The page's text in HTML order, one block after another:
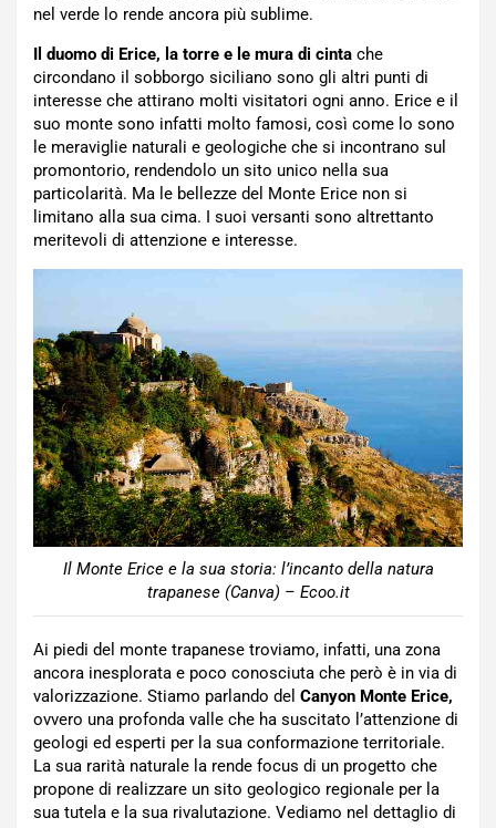
nel verde lo rende ancora più sublime.
Il duomo di Erice, la torre e le mura di cinta che
circondano il sobborgo siciliano sono gli altri punti di
interesse che attirano molti visitatori ogni anno. Erice e il
suo monte sono infatti molto famosi, così come lo sono
le meraviglie naturali e geologiche che si incontrano sul
promontorio, rendendolo un sito unico nella sua
particolarità. Ma le bellezze del Monte Erice non si
limitano alla sua cima. I suoi versanti sono altrettanto
meritevoli di attenzione e interesse.
Il Monte Erice e la sua storia: l’incanto della natura
trapanese (Canva) – Ecoo.it
Ai piedi del monte trapanese troviamo, infatti, una zona
ancora inesplorata e poco conosciuta che però è in via di
valorizzazione. Stiamo parlando del Canyon Monte Erice,
ovvero una profonda valle che ha suscitato l’attenzione di
geologi ed esperti per la sua conformazione territoriale.
La sua rarità naturale la rende focus di un progetto che
propone di realizzare un sito geologico regionale per la
sua tutela e la sua rivalutazione. Vediamo nel dettaglio di